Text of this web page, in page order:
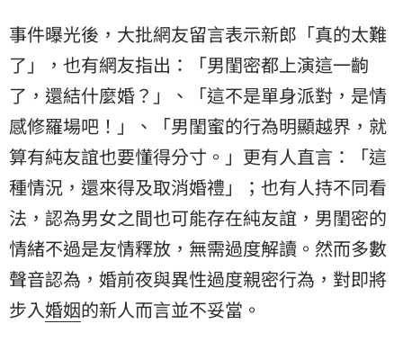
事件曝光後，大批網友留言表示新郎「真的太難
了」，也有網友指出：「男閨密都上演這一齣
了，還結什麼婚？」、「這不是單身派對，是情
感修羅場吧！」、「男閨蜜的行為明顯越界，就
算有純友誼也要懂得分寸。」更有人直言：「這
種情況，還來得及取消婚禮」；也有人持不同看
法，認為男女之間也可能存在純友誼，男閨密的
情緒不過是友情釋放，無需過度解讀。然而多數
聲音認為，婚前夜與異性過度親密行為，對即將
步入婚姻的新人而言並不妥當。